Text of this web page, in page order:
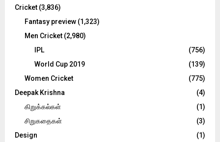
Cricket (3,836)
Fantasy preview (1,323)
Men Cricket (2,980)
IPL
(756)
World Cup 2019
(139)
Women Cricket
(775)
Deepak Krishna
(4)
கிறுக்கல்கள்
(1)
சிறுகதைகள்
(3)
Design
(1)